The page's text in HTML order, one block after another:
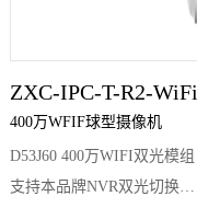
ZXC-IPC-T-R2-WiFi
400万WFIF球型摄像机
D53J60 400万WIFI双光模组
支持本品牌NVR双光切换